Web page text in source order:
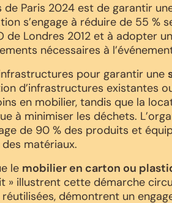
de Paris 2024 est de garantir
s’engage à réduire de 55 %
de Londres 2012 et à adopter
nécessaires à
pour garantir une
d’infrastructures existantes
en mobilier, tandis que la
à minimiser les déchets.
de 90 % des produits et
matériaux.
le mobilier en carton ou
» illustrent cette démarche
démontrent un